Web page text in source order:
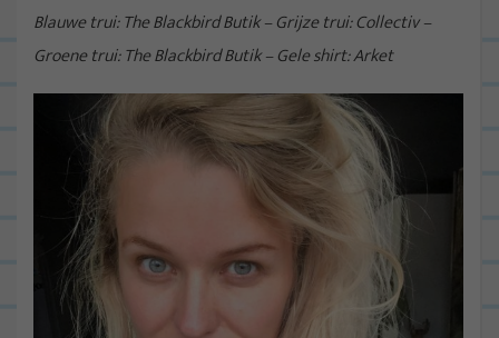
Blauwe trui: The Blackbird Butik – Grijze trui: Collectiv –
Groene trui: The Blackbird Butik – Gele shirt: Arket